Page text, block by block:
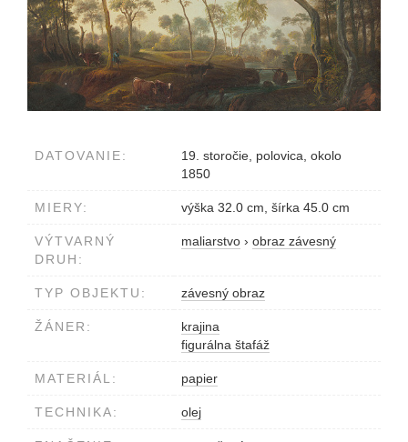
DATOVANIE:
19. storočie, polovica, okolo
1850
MIERY: výška 32.0 cm, šírka 45.0 cm
VÝTVARNÝ
DRUH:
maliarstvo › obraz závesný
TYP OBJEKTU: závesný obraz
ŽÁNER:
krajina
figurálna štafáž
MATERIÁL: papier
TECHNIKA: olej